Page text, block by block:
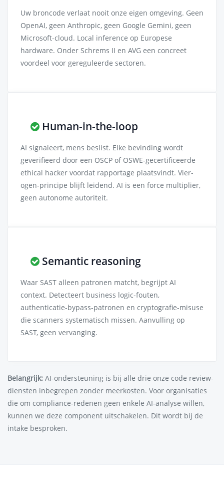
Uw broncode verlaat nooit onze eigen omgeving. Geen
OpenAI, geen Anthropic, geen Google Gemini, geen
Microsoft-cloud. Local inference op Europese
hardware. Onder Schrems II en AVG een concreet
voordeel voor gereguleerde sectoren.
Human-in-the-loop
AI signaleert, mens beslist. Elke bevinding wordt
geverifieerd door een OSCP of OSWE-gecertificeerde
ethical hacker voordat rapportage plaatsvindt. Vier-
ogen-principe blijft leidend. AI is een force multiplier,
geen autonome autoriteit.
Semantic reasoning
Waar SAST alleen patronen matcht, begrijpt AI
context. Detecteert business logic-fouten,
authenticatie-bypass-patronen en cryptografie-misuse
die scanners systematisch missen. Aanvulling op
SAST, geen vervanging.
Belangrijk: AI-ondersteuning is bij alle drie onze code review-
diensten inbegrepen zonder meerkosten. Voor organisaties
die om compliance-redenen geen enkele AI-analyse willen,
kunnen we deze component uitschakelen. Dit wordt bij de
intake besproken.